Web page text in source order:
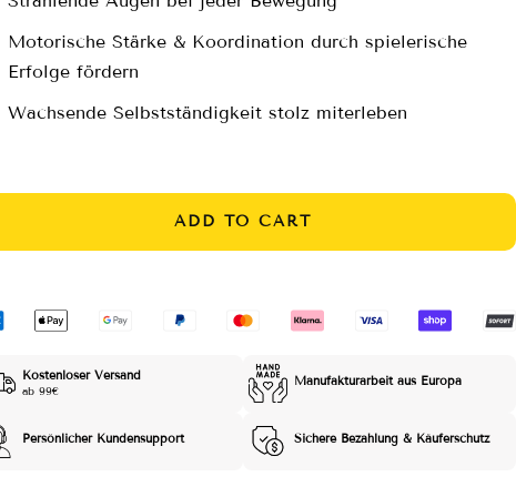
Motorische Stärke & Koordination durch spielerische
Erfolge fördern
Wachsende Selbstständigkeit stolz miterleben
ADD TO CART
Kostenloser Versand
ab 99€
Manufakturarbeit aus Europa
Persönlicher Kundensupport Sichere Bezahlung & Käuferschutz